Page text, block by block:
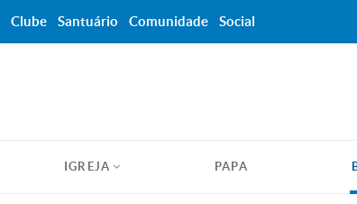
IGREJA PAPA
Clube Santuário Comunidade Social